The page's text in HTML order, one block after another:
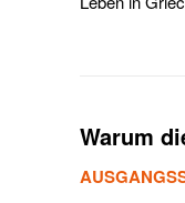
Warum